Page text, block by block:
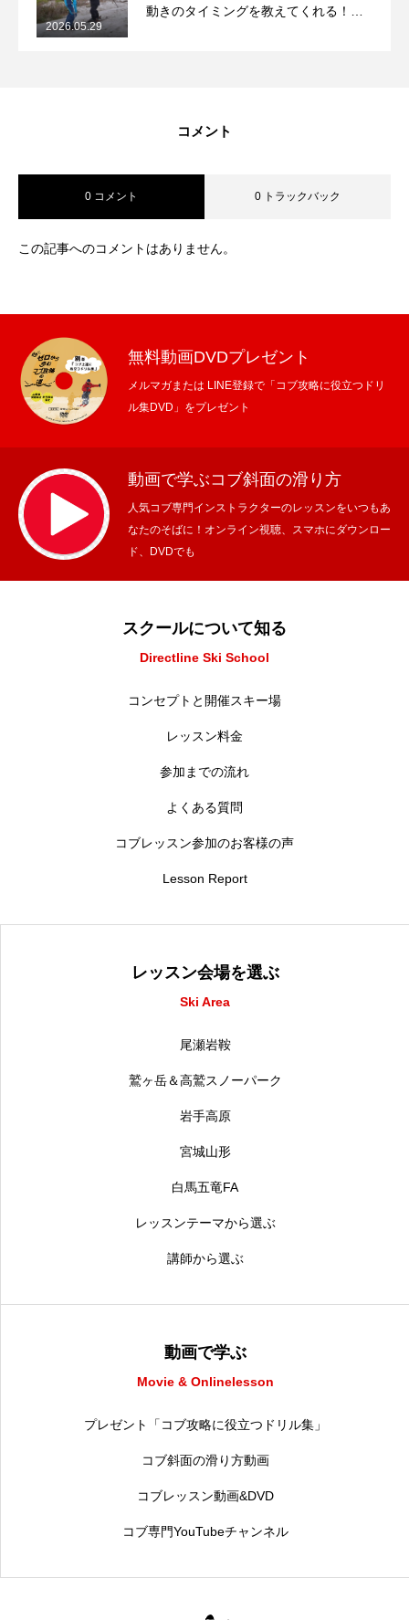
動きのタイミングを教えてくれる！
2026.05.29
コメント
0 コメント 0 トラックバック
この記事へのコメントはありません。
無料動画DVDプレゼント
メルマガまたは LINE登録で「コブ攻略に役立つドリ
ル集DVD」をプレゼント
動画で学ぶコブ斜面の滑り方
人気コブ専門インストラクターのレッスンをいつもあ
なたのそばに！オンライン視聴、スマホにダウンロー
ド、DVDでも
スクールについて知る
Directline Ski School
コンセプトと開催スキー場
レッスン料金
参加までの流れ
よくある質問
コブレッスン参加のお客様の声
Lesson Report
レッスン会場を選ぶ
Ski Area
尾瀬岩鞍
鷲ヶ岳＆高鷲スノーパーク
岩手高原
宮城山形
白馬五竜FA
レッスンテーマから選ぶ
講師から選ぶ
動画で学ぶ
Movie & Onlinelesson
プレゼント「コブ攻略に役立つドリル集」
コブ斜面の滑り方動画
コブレッスン動画&DVD
コブ専門YouTubeチャンネル